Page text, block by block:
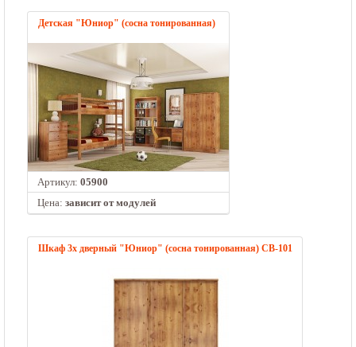
Детская "Юниор" (сосна тонированная)
Артикул: 05900
Цена: зависит от модулей
Шкаф 3х дверный "Юниор" (сосна тонированная) СВ-101